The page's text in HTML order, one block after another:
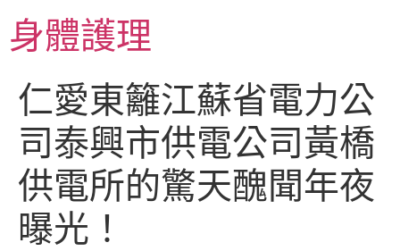
主身體護理
仁愛東籬江蘇省電力公
司泰興市供電公司黃橋
供電所的驚天醜聞年夜
曝光！